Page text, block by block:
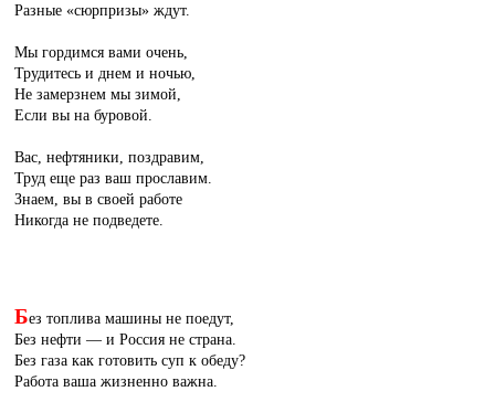
Разные «сюрпризы» ждут.
Мы гордимся вами очень,
Трудитесь и днем и ночью,
Не замерзнем мы зимой,
Если вы на буровой.
Вас, нефтяники, поздравим,
Труд еще раз ваш прославим.
Знаем, вы в своей работе
Никогда не подведете.
Без топлива машины не поедут,
Без нефти — и Россия не страна.
Без газа как готовить суп к обеду?
Работа ваша жизненно важна.